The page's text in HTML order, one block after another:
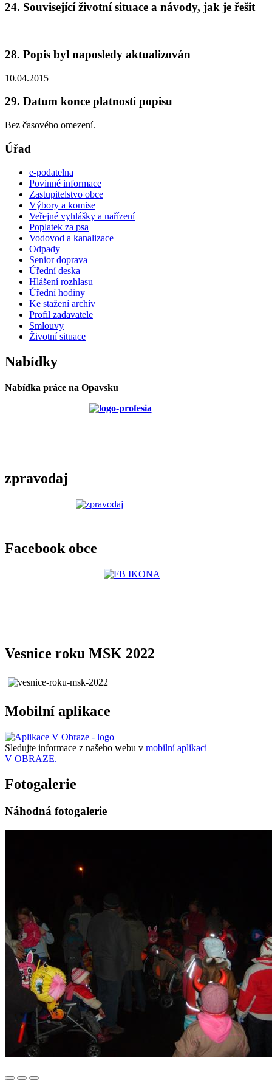
24. Související životní situace a návody, jak je řešit
28. Popis byl naposledy aktualizován
10.04.2015
29. Datum konce platnosti popisu
Bez časového omezení.
Úřad
e-podatelna
Povinné informace
Zastupitelstvo obce
Výbory a komise
Veřejné vyhlášky a nařízení
Poplatek za psa
Vodovod a kanalizace
Odpady
Senior doprava
Úřední deska
Hlášení rozhlasu
Úřední hodiny
Ke stažení archív
Profil zadavatele
Smlouvy
Životní situace
Nabídky
Nabídka práce na Opavsku
zpravodaj
Facebook obce
Vesnice roku MSK 2022
Mobilní aplikace
Sledujte informace z našeho webu v mobilní aplikaci –
V OBRAZE.
Fotogalerie
Náhodná fotogalerie